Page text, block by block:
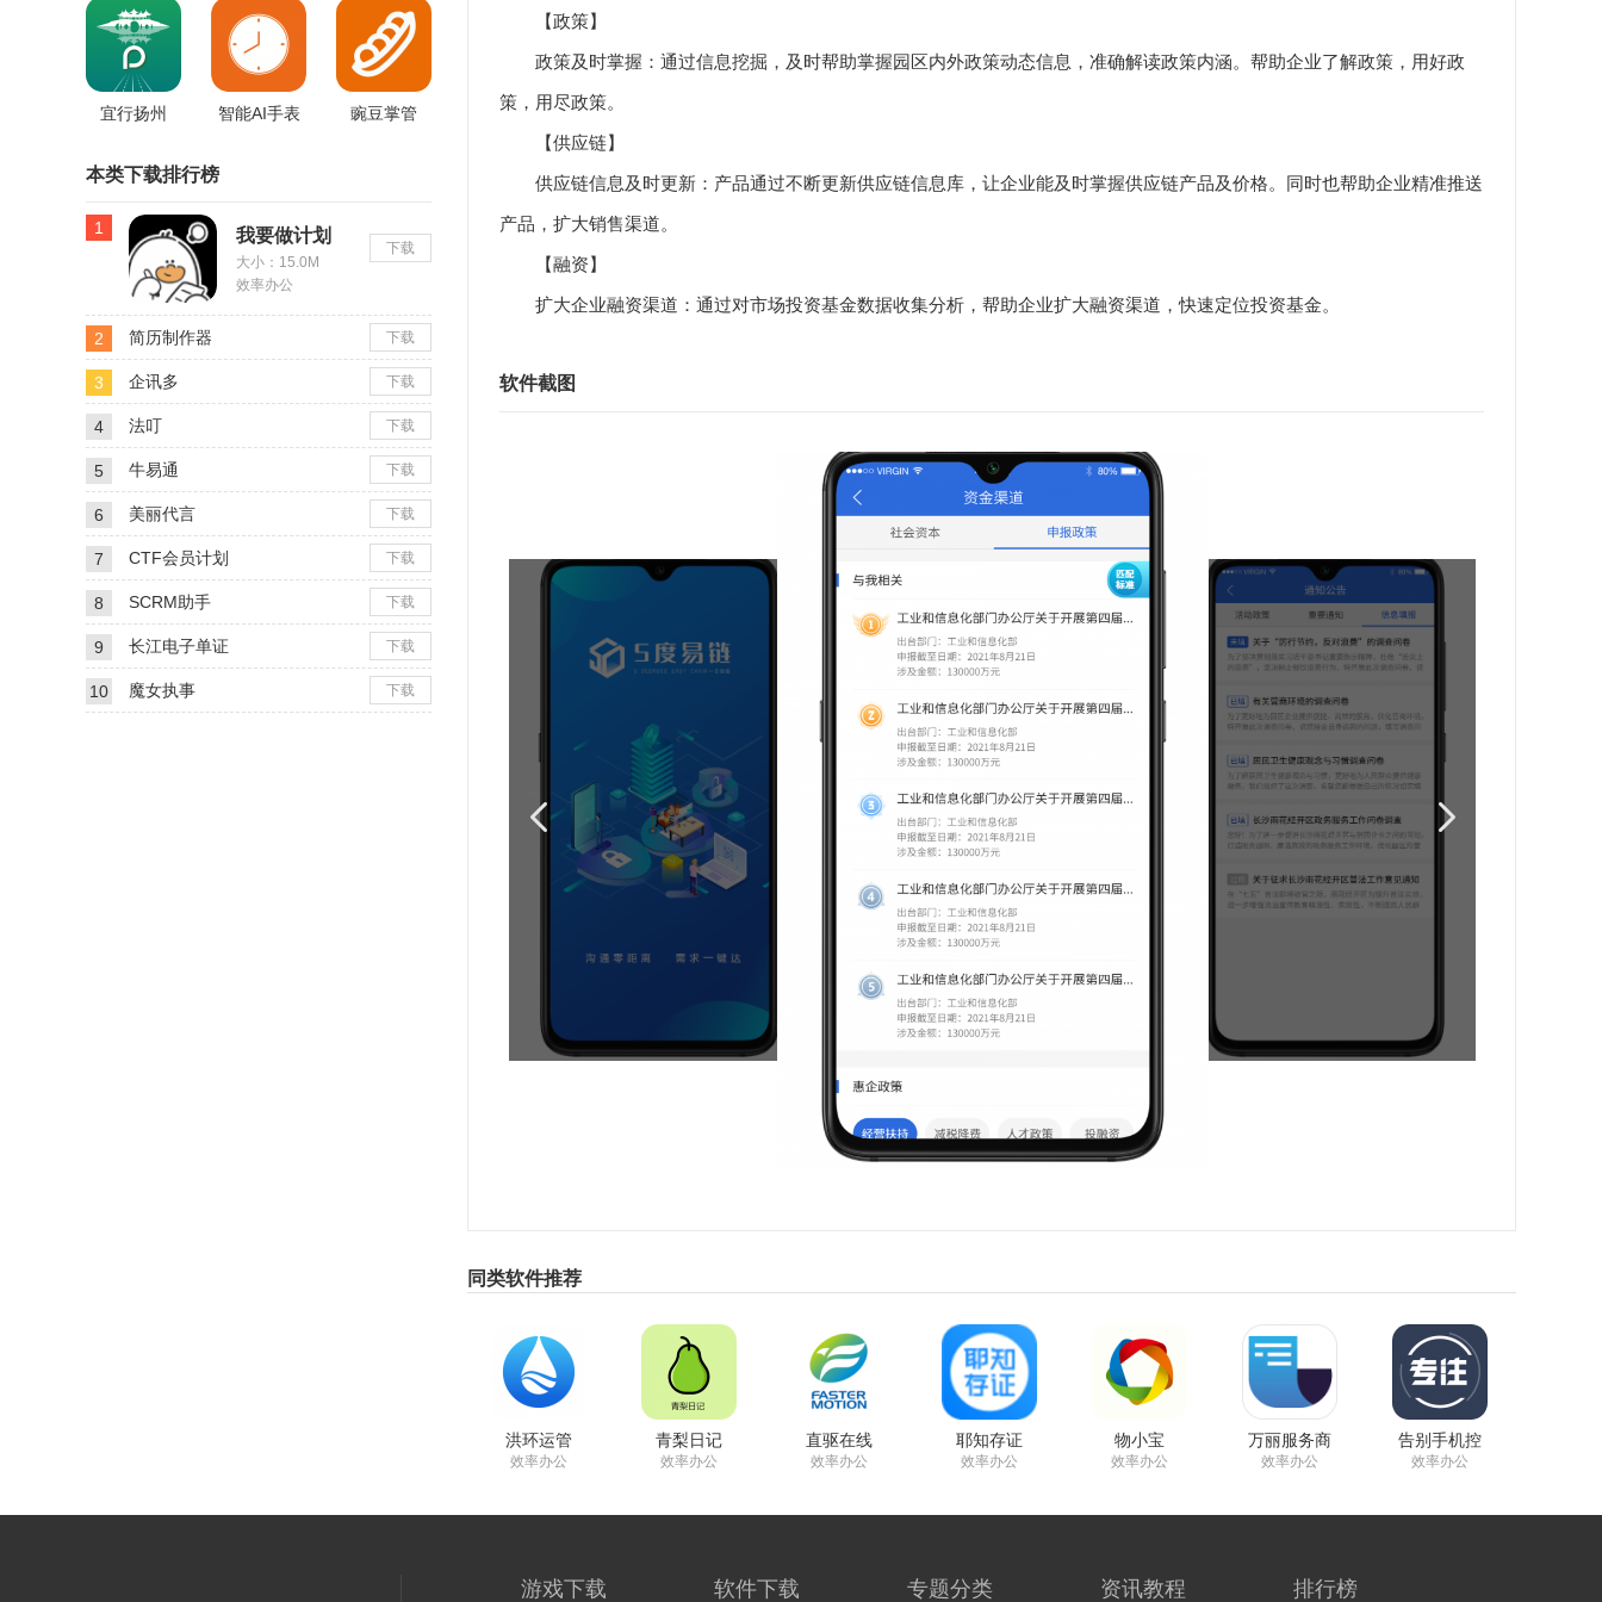
宜行扬州 智能AI手表 豌豆掌管
本类下载排行榜
1 我要做计划
大小：15.0M
效率办公
下载
2 简历制作器 下载
3 企讯多 下载
4 法叮 下载
5 牛易通 下载
6 美丽代言 下载
7 CTF会员计划 下载
8 SCRM助手 下载
9 长江电子单证 下载
10 魔女执事 下载
【政策】
政策及时掌握：通过信息挖掘，及时帮助掌握园区内外政策动态信息，准确解读政策内涵。帮助企业了解政策，用好政
策，用尽政策。
【供应链】
供应链信息及时更新：产品通过不断更新供应链信息库，让企业能及时掌握供应链产品及价格。同时也帮助企业精准推送
产品，扩大销售渠道。
【融资】
扩大企业融资渠道：通过对市场投资基金数据收集分析，帮助企业扩大融资渠道，快速定位投资基金。
软件截图
同类软件推荐
洪环运管
效率办公
青梨日记
效率办公
直驱在线
效率办公
耶知存证
效率办公
物小宝
效率办公
万丽服务商
效率办公
告别手机控
效率办公
游戏下载 软件下载 专题分类 资讯教程 排行榜